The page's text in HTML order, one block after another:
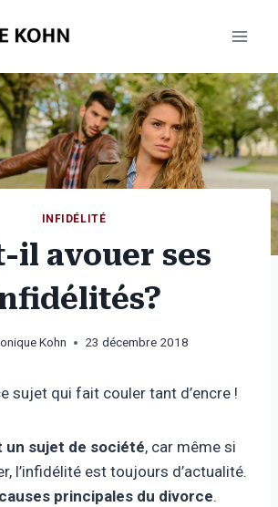
INFIDÉLITÉ
il avouer ses
Kohn 23 décembre 2018
sujet qui fait couler tant d’encre !
un sujet de société, car même si
l’infidélité est toujours d’actualité.
principales du divorce.